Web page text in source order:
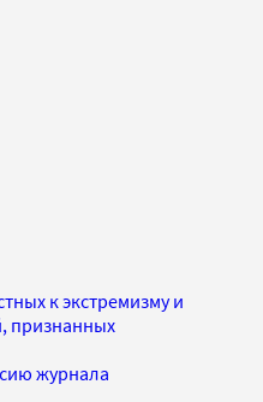
к экстремизму и
признанных
журнала